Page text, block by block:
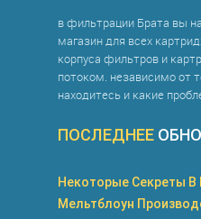
в фильтрации Брата вы
магазин для всех
корпуса фильтров и
потоком. независимо от
находитесь и какие
ПОСЛЕДНЕЕ
Некоторые Секреты В
Мельтблоун